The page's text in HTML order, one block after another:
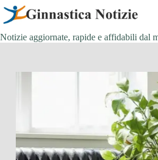
Salta
contenuto
Notizie aggiornate, rapide e affidabili dal